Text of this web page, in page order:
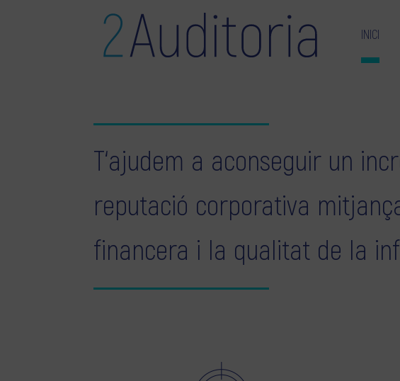
INICI
T‘ajudem a aconseguir un
reputació corporativa
financera i la qualitat de la